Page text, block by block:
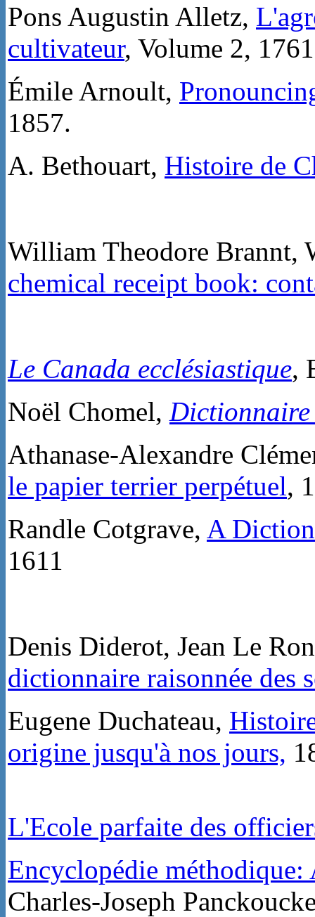
Pons Augustin Alletz,
cultivateur, Volume 2, 1761
Émile Arnoult,
1857.
A. Bethouart, Histoire de
William Theodore Brannt,
chemical receipt book:
Le Canada ecclésiastique,
Noël Chomel, Dictionnaire
Athanase-Alexandre
le papier terrier perpétuel,
Randle Cotgrave, A
1611
Denis Diderot, Jean Le
dictionnaire raisonnée des
Eugene Duchateau,
origine jusqu'à nos jours,
L'Ecole parfaite des
Encyclopédie méthodique:
Charles-Joseph